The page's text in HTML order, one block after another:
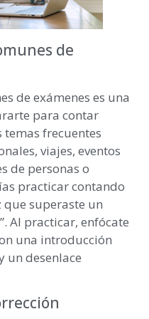
de
de exámenes es una
para contar
temas frecuentes
viajes, eventos
de personas o
practicar contando
que superaste un
Al practicar, enfócate
una introducción
un desenlace